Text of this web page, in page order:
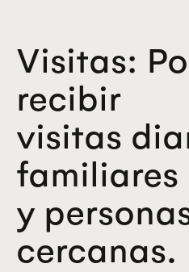
Visitas:
recibir
visitas
familiares
y
cercanas.